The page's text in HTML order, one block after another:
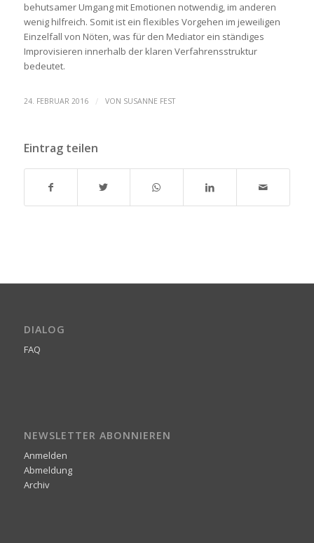
behutsamer Umgang mit Emotionen notwendig, im anderen
wenig hilfreich. Somit ist ein flexibles Vorgehen im jeweiligen
Einzelfall von Nöten, was für den Mediator ein ständiges
Improvisieren innerhalb der klaren Verfahrensstruktur
bedeutet.
24. FEBRUAR 2016 / VON SUSANNE FEST
Eintrag teilen
DIALOG
FAQ
NEWSLETTER ABONNIEREN
Anmelden
Abmeldung
Archiv